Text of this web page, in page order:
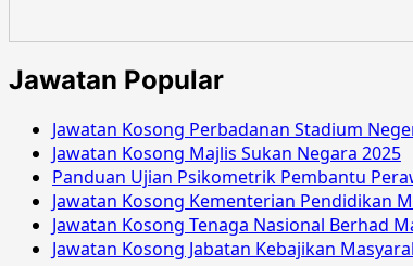
Negara
Julai
2018
Jawatan Popular
Jawatan Kosong Perbadanan Stadium
Jawatan Kosong Majlis Sukan Negara 2025
Panduan Ujian Psikometrik Pembantu
Jawatan Kosong Kementerian Pendidikan
Jawatan Kosong Tenaga Nasional Berhad
Jawatan Kosong Jabatan Kebajikan